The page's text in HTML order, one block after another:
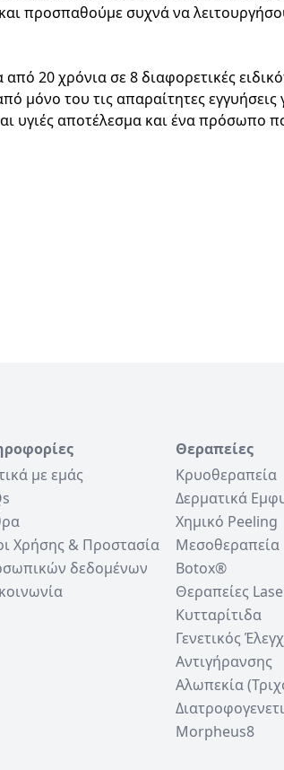
προσπαθούμε συχνά να
20 χρόνια σε 8 διαφορετικές
μόνο του τις απαραίτητες
υγιές αποτέλεσμα και ένα πρόσωπο
με εμάς
Χρήσης & Προστασία
δεδομένων
Θεραπείες
Κρυοθεραπεία
Δερματικά
Χημικό Peeling
Μεσοθεραπεία
Botox®
Θεραπείες
Κυτταρίτιδα
Γενετικός
Αντιγήρανσης
Αλωπεκία
Morpheus8